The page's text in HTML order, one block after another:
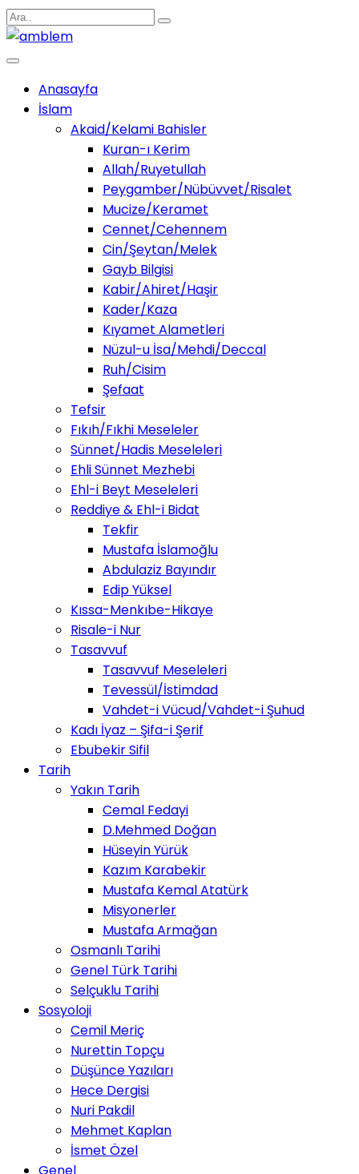
Anasayfa
İslam
Akaid/Kelami Bahisler
Kuran-ı Kerim
Allah/Ruyetullah
Peygamber/Nübüvvet/Risalet
Mucize/Keramet
Cennet/Cehennem
Cin/Şeytan/Melek
Gayb Bilgisi
Kabir/Ahiret/Haşir
Kader/Kaza
Kıyamet Alametleri
Nüzul-u İsa/Mehdi/Deccal
Ruh/Cisim
Şefaat
Tefsir
Fıkıh/Fıkhi Meseleler
Sünnet/Hadis Meseleleri
Ehli Sünnet Mezhebi
Ehl-i Beyt Meseleleri
Reddiye & Ehl-i Bidat
Tekfir
Mustafa İslamoğlu
Abdulaziz Bayındır
Edip Yüksel
Kıssa-Menkıbe-Hikaye
Risale-i Nur
Tasavvuf
Tasavvuf Meseleleri
Tevessül/İstimdad
Vahdet-i Vücud/Vahdet-i Şuhud
Kadı İyaz – Şifa-i Şerif
Ebubekir Sifil
Tarih
Yakın Tarih
Cemal Fedayi
D.Mehmed Doğan
Hüseyin Yürük
Kazım Karabekir
Mustafa Kemal Atatürk
Misyonerler
Mustafa Armağan
Osmanlı Tarihi
Genel Türk Tarihi
Selçuklu Tarihi
Sosyoloji
Cemil Meriç
Nurettin Topçu
Düşünce Yazıları
Hece Dergisi
Nuri Pakdil
Mehmet Kaplan
İsmet Özel